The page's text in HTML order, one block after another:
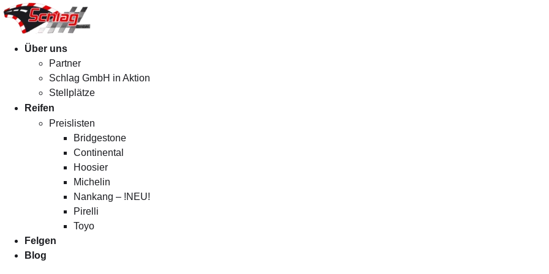
Menü Über uns
Partner
Schlag GmbH in Aktion
Stellplätze
Reifen
Preislisten
Bridgestone
Continental
Hoosier
Michelin
Nankang – !NEU!
Pirelli
Toyo
Felgen
Blog